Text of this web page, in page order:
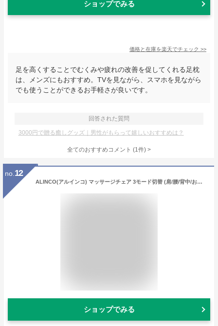
ショップでみる
価格と在庫を楽天でチェック >>
足を高くすることでむくみや疲れの改善を促してくれる足枕
は、メンズにもおすすめ。TVを見ながら、スマホを見ながら
でも使うことができるお手軽さが良いです。
回答された質問
3000円で贈る癒しグッズ｜男性がもらって嬉しいおすすめは？
全てのおすすめコメント (1件) >
no. 12
ALINCO(アルインコ) マッサージチェア 3モード切替 (肩/腰/背中/おしり/もも裏/ふくらはぎ) リクライニング機能搭載 ココン アイボリー MSC2118C
ショップでみる